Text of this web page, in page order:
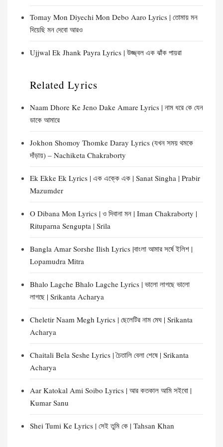
Tomay Mon Diyechi Mon Debo Aaro Lyrics | তোমায় মন
দিয়েছি মন দেবো আরও
Ujjwal Ek Jhank Payra Lyrics | উজ্জ্বল এক ঝাঁক পায়রা
Related Lyrics
Naam Dhore Ke Jeno Dake Amare Lyrics | নাম ধরে কে যেন
ডাকে আমারে
Jokhon Shomoy Thomke Daray Lyrics (যখন সময় থমকে
দাঁড়ায়) – Nachiketa Chakraborty
Ek Ekke Ek Lyrics | এক এক্কে এক | Sanat Singha | Prabir
Mazumder
O Dibana Mon Lyrics | ও দিবানা মন | Iman Chakraborty |
Rituparna Sengupta | Srila
Bangla Amar Sorshe Ilish Lyrics |বাংলা আমার সর্ষে ইলিশ |
Lopamudra Mitra
Bhalo Lagche Bhalo Lagche Lyrics | ভালো লাগছে ভালো
লাগছে | Srikanta Acharya
Cheletir Naam Megh Lyrics | ছেলেটির নাম মেঘ | Srikanta
Acharya
Chaitali Bela Seshe Lyrics | চৈতালি বেলা শেষে | Srikanta
Acharya
Aar Katokal Ami Soibo Lyrics | আর কতকাল আমি সইবো |
Kumar Sanu
Shei Tumi Ke Lyrics | সেই তুমি কে | Tahsan Khan